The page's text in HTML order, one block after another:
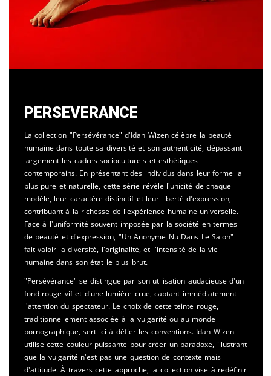
Perseverance
La collection "Persévérance" d'Idan Wizen célèbre la beauté
humaine dans toute sa diversité et son authenticité, dépassant
largement les cadres socioculturels et esthétiques
contemporains. En présentant des individus dans leur forme la
plus pure et naturelle, cette série révèle l'unicité de chaque
modèle, leur caractère distinctif et leur liberté d'expression,
contribuant à la richesse de l'expérience humaine universelle.
Face à l'uniformité souvent imposée par la société en termes
de beauté et d'expression, "Un Anonyme Nu Dans Le Salon"
fait valoir la diversité, l'originalité, et l'intensité de la vie
humaine dans son état le plus brut.
"Persévérance" se distingue par son utilisation audacieuse d'un
fond rouge vif et d'une lumière crue, captant immédiatement
l'attention du spectateur. Le choix de cette teinte rouge,
traditionnellement associée à la vulgarité ou au monde
pornographique, sert ici à défier les conventions. Idan Wizen
utilise cette couleur puissante pour créer un paradoxe, illustrant
que la vulgarité n'est pas une question de contexte mais
d'attitude. À travers cette approche, la collection vise à redéfinir